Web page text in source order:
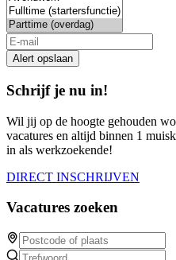
Alert opslaan
Schrijf je nu in!
Wil jij op de hoogte gehouden
vacatures en altijd binnen 1
in als werkzoekende!
DIRECT INSCHRIJVEN
Vacatures zoeken